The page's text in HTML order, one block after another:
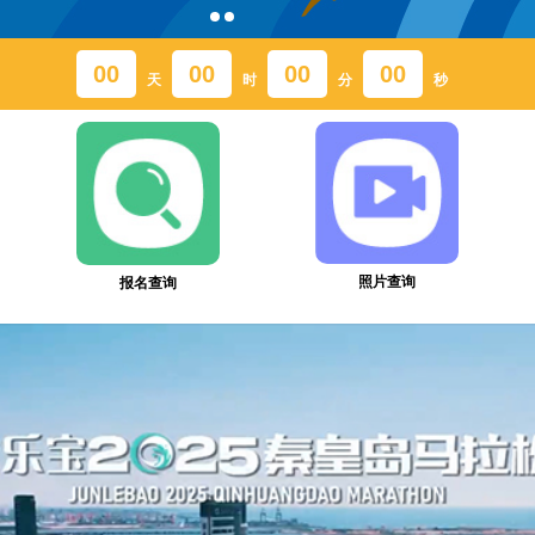
00 天 00 时 00 分 00 秒
报名查询 照片查询